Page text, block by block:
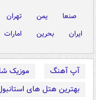
صنعا یمن تهران
ایران
بحرین امارات
آپ آهنگ موزیک
بهترین هتل های